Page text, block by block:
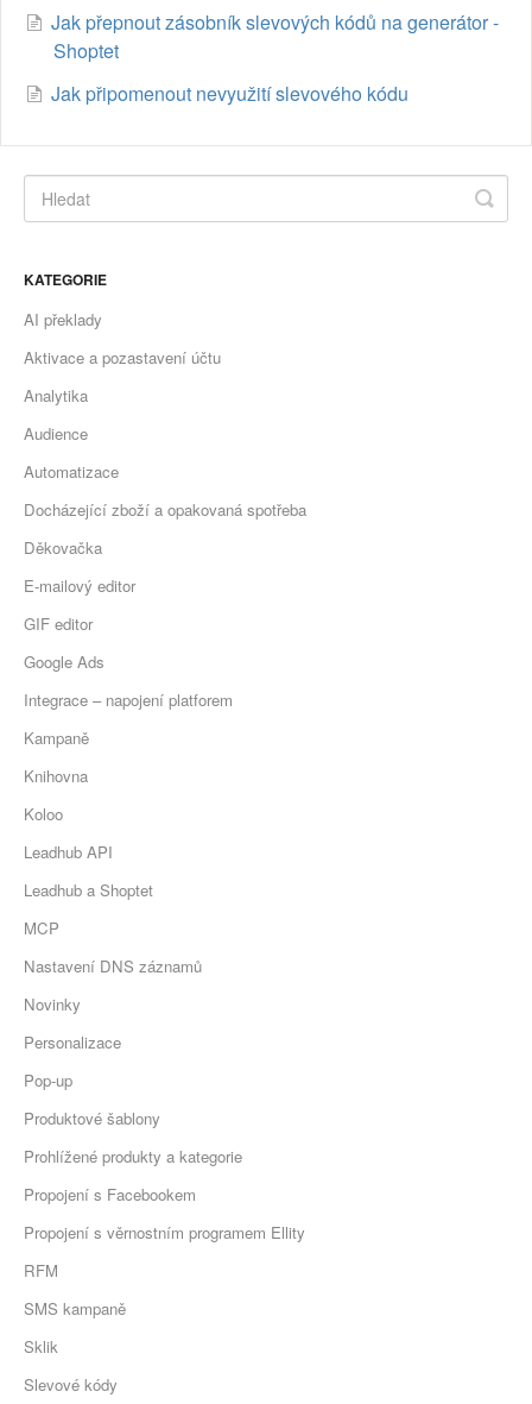
Jak přepnout zásobník slevových kódů na generátor -
Shoptet
Jak připomenout nevyužití slevového kódu
KATEGORIE
AI překlady
Aktivace a pozastavení účtu
Analytika
Audience
Automatizace
Docházející zboží a opakovaná spotřeba
Děkovačka
E-mailový editor
GIF editor
Google Ads
Integrace – napojení platforem
Kampaně
Knihovna
Koloo
Leadhub API
Leadhub a Shoptet
MCP
Nastavení DNS záznamů
Novinky
Personalizace
Pop-up
Produktové šablony
Prohlížené produkty a kategorie
Propojení s Facebookem
Propojení s věrnostním programem Ellity
RFM
SMS kampaně
Sklik
Slevové kódy